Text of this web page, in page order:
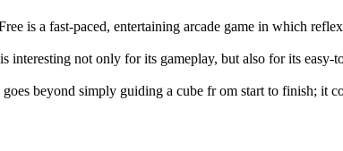
is a fast-paced, entertaining arcade game in which
interesting not only for its gameplay, but also for its
goes beyond simply guiding a cube fr om start to finish; it